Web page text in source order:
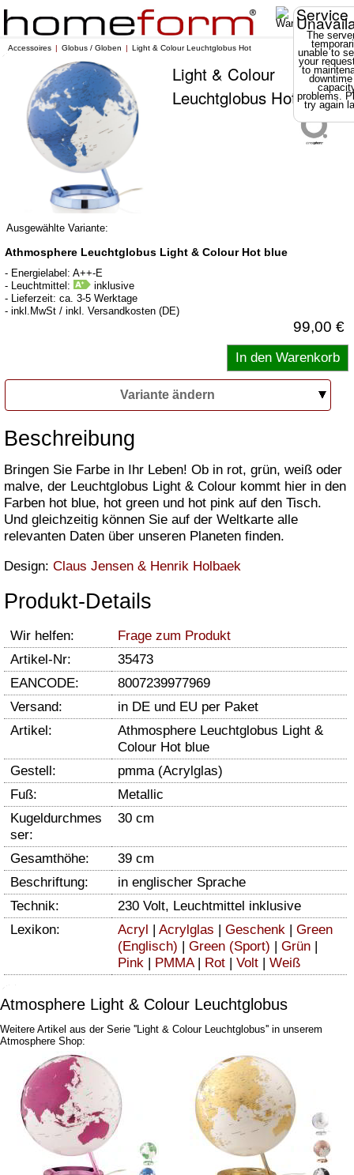
Service
The
unable to
your
to
problems.
try again
Accessoires Globus / Globen Light & Colour Leuchtglobus Hot
Light & Colour
Leuchtglobus Hot
Ausgewählte Variante:
Athmosphere Leuchtglobus Light & Colour Hot blue
- Energielabel: A++-E
- Leuchtmittel:
inklusive
- Lieferzeit: ca. 3-5 Werktage
- inkl.MwSt / inkl. Versandkosten (DE)
99,00 €
Variante ändern
Beschreibung
Bringen Sie Farbe in Ihr Leben! Ob in rot, grün, weiß oder
malve, der Leuchtglobus Light & Colour kommt hier in den
Farben hot blue, hot green und hot pink auf den Tisch.
Und gleichzeitig können Sie auf der Weltkarte alle
relevanten Daten über unseren Planeten finden.
Design: Claus Jensen & Henrik Holbaek
Produkt-Details
Wir helfen:
Frage zum Produkt
Artikel-Nr:
35473
EANCODE:
8007239977969
Versand:
in DE und EU per Paket
Artikel:
Athmosphere Leuchtglobus Light &
Colour Hot blue
Gestell:
pmma (Acrylglas)
Fuß:
Metallic
Kugeldurchmes
ser:
30 cm
Gesamthöhe:
39 cm
Beschriftung:
in englischer Sprache
Technik:
230 Volt, Leuchtmittel inklusive
Lexikon:
Acryl Acrylglas Geschenk
Green
(Englisch)
Green (Sport) Grün
Pink
PMMA| Rot Volt Weiß
Atmosphere Light & Colour Leuchtglobus
Weitere Artikel aus der Serie ''Light & Colour Leuchtglobus'' in unserem
Atmosphere Shop: